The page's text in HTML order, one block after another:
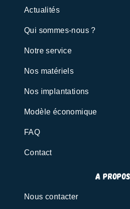
Actualités
Qui sommes-nous ?
Notre service
Nos matériels
Nos implantations
Modèle économique
FAQ
Contact
A propos
Nous contacter